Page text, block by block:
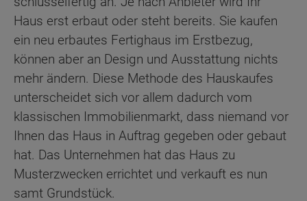
Haus erst erbaut oder steht bereits. Sie kaufen
ein neu erbautes Fertighaus im Erstbezug,
können aber an Design und Ausstattung nichts
mehr ändern. Diese Methode des Hauskaufes
unterscheidet sich vor allem dadurch vom
klassischen Immobilienmarkt, dass niemand vor
Ihnen das Haus in Auftrag gegeben oder gebaut
hat. Das Unternehmen hat das Haus zu
Musterzwecken errichtet und verkauft es nun
samt Grundstück.